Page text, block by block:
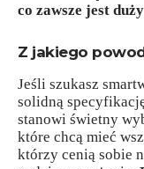
co zawsze jest
Z jakiego
Jeśli szukasz
solidną
stanowi świetny
które chcą mieć
którzy cenią sobie